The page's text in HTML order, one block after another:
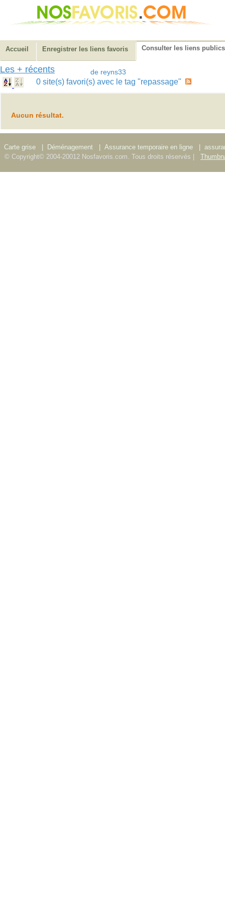
Accueil Enregistrer les liens favoris Consulter les liens publics
Les + récents de reyns33
0 site(s) favori(s) avec le tag "repassage"
Aucun résultat.
Carte grise Déménagement Assurance temporaire en ligne
© Copyright© 2004-20012 Nosfavoris.com. Tous droits réservés |